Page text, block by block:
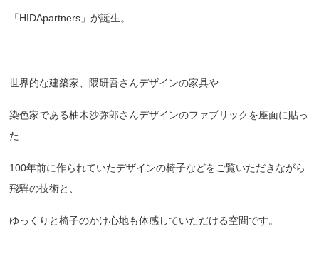
「HIDApartners」が誕生。
世界的な建築家、隈研吾さんデザインの家具や
染色家である柚木沙弥郎さんデザインのファブリックを座面に貼っ
た
100年前に作られていたデザインの椅子などをご覧いただきながら
飛騨の技術と、
ゆっくりと椅子のかけ心地も体感していただける空間です。